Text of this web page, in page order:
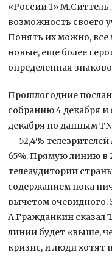
«России 1»
возможность своего
Понять их можно, все
новые, еще более
определенная
Прошлогодние
собранию 4 декабря
декабря по данным
— 52,4%
65%. Прямую линию в
телеаудитории
содержанием пока
вычетом очевидного.
А.Гражданкин сказал
линии будет «выше,
кризис, и люди хотят